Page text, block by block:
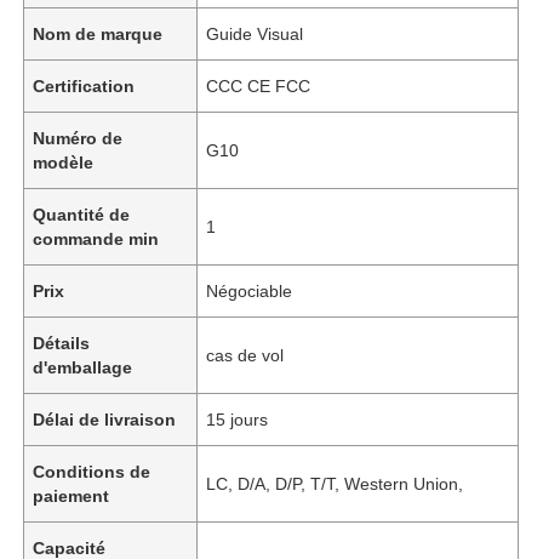
Nom de marque Guide Visual
Certification CCC CE FCC
Numéro de
modèle
G10
Quantité de
commande min
1
Prix Négociable
Détails
d'emballage
cas de vol
Délai de livraison 15 jours
Conditions de
paiement
LC, D/A, D/P, T/T, Western Union,
Capacité